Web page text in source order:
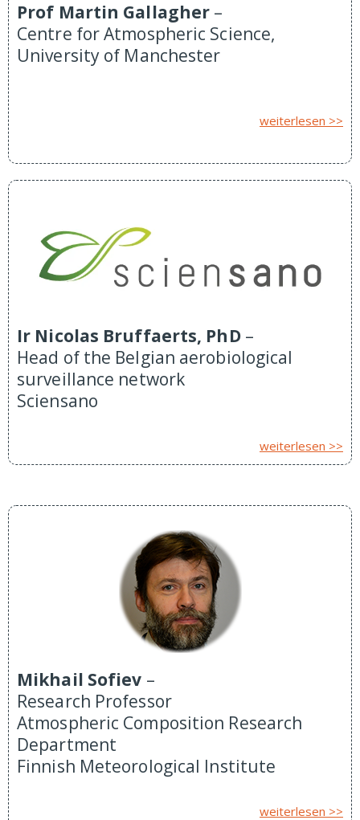
Prof Martin Gallagher –
Centre for Atmospheric Science,
University of Manchester
weiterlesen >>
Ir Nicolas Bruffaerts, PhD –
Head of the Belgian aerobiological
surveillance network
Sciensano
weiterlesen >>
Mikhail Sofiev –
Research Professor
Atmospheric Composition Research
Department
Finnish Meteorological Institute
weiterlesen >>